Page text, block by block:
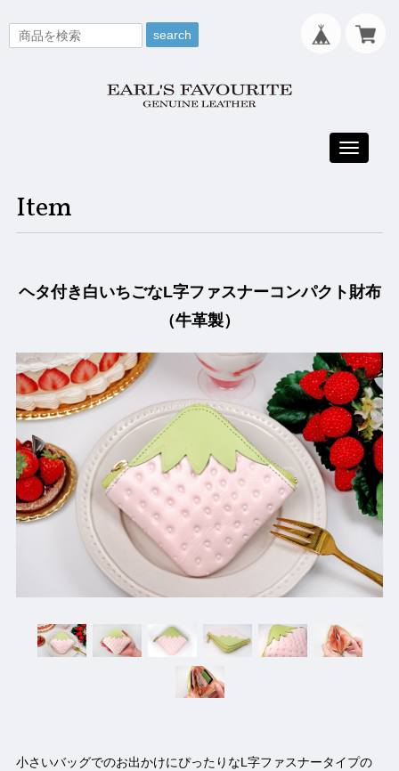
search
Toggle
Item
ヘタ付き白いちごなL字ファスナーコンパクト財布
（牛革製）
小さいバッグでのお出かけにぴったりなL字ファスナータイプの